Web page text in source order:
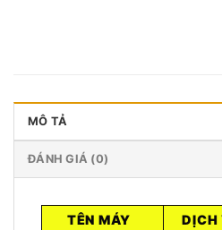
MÔ TẢ
ĐÁNH GIÁ (0)
TÊN MÁY DỊCH